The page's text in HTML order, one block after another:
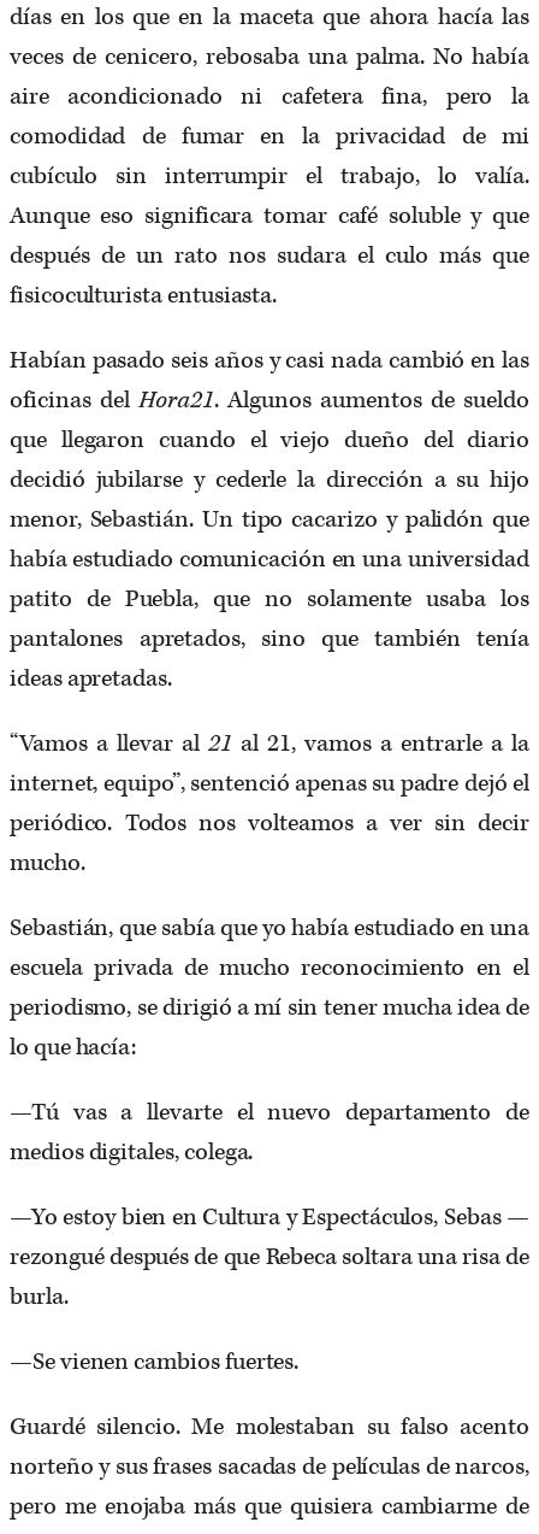
días en los que en la maceta que ahora hacía las
veces de cenicero, rebosaba una palma. No había
aire acondicionado ni cafetera fina, pero la
comodidad de fumar en la privacidad de mi
cubículo sin interrumpir el trabajo, lo valía.
Aunque eso significara tomar café soluble y que
después de un rato nos sudara el culo más que
fisicoculturista entusiasta.
Habían pasado seis años y casi nada cambió en las
oficinas delHora21. Algunos aumentos de sueldo
que llegaron cuando el viejo dueño del diario
decidió jubilarse y cederle la dirección a su hijo
menor, Sebastián. Un tipo cacarizo y palidón que
había estudiado comunicación en una universidad
patito de Puebla, que no solamente usaba los
pantalones apretados, sino que también tenía
ideas apretadas.
“Vamos a llevar al 21 al 21, vamos a entrarle a la
internet, equipo”, sentenció apenas su padre dejó el
periódico. Todos nos volteamos a ver sin decir
mucho.
Sebastián, que sabía que yo había estudiado en una
escuela privada de mucho reconocimiento en el
periodismo, se dirigió a mí sin tener mucha idea de
lo que hacía:
—Tú vas a llevarte el nuevo departamento de
medios digitales, colega.
—Yo estoy bien en Cultura y Espectáculos, Sebas —
rezongué después de que Rebeca soltara una risa de
burla.
—Se vienen cambios fuertes.
Guardé silencio. Me molestaban su falso acento
norteño y sus frases sacadas de películas de narcos,
pero me enojaba más que quisiera cambiarme de